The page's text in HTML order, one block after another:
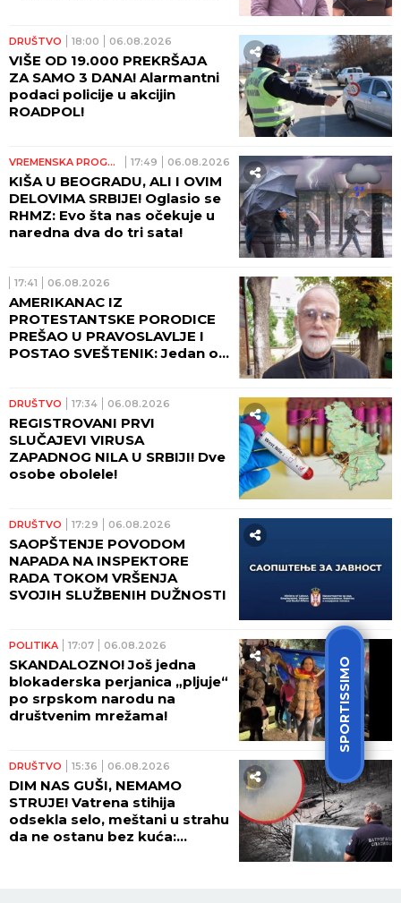
SPORTISSIMO
DRUŠTVO 18:00 06.08.2026
VIŠE OD 19.000 PREKRŠAJA
ZA SAMO 3 DANA! Alarmantni
podaci policije u akcijin
ROADPOL!
VREMENSKA PROGNOZA 17:49 06.08.2026
KIŠA U BEOGRADU, ALI I OVIM
DELOVIMA SRBIJE! Oglasio se
RHMZ: Evo šta nas očekuje u
naredna dva do tri sata!
17:41 06.08.2026
AMERIKANAC IZ
PROTESTANTSKE PORODICE
PREŠAO U PRAVOSLAVLJE I
POSTAO SVEŠTENIK: Jedan od
putu preobraćenja
DRUŠTVO 17:34 06.08.2026
REGISTROVANI PRVI
SLUČAJEVI VIRUSA
ZAPADNOG NILA U SRBIJI! Dve
osobe obolele!
DRUŠTVO 17:29 06.08.2026
SAOPŠTENJE POVODOM
NAPADA NA INSPEKTORE
RADA TOKOM VRŠENJA
SVOJIH SLUŽBENIH DUŽNOSTI
POLITIKA 17:07 06.08.2026
SKANDALOZNO! Još jedna
blokaderska perjanica „pljuje“
po srpskom narodu na
društvenim mrežama!
DRUŠTVO 15:36 06.08.2026
DIM NAS GUŠI, NEMAMO
STRUJE! Vatrena stihija
odsekla selo, meštani u strahu
da ne ostanu bez kuća: